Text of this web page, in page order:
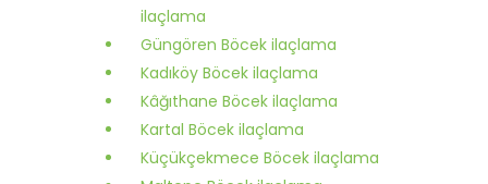
ilaçlama
Güngören Böcek ilaçlama
Kadıköy Böcek ilaçlama
Kâğıthane Böcek ilaçlama
Kartal Böcek ilaçlama
Küçükçekmece Böcek ilaçlama